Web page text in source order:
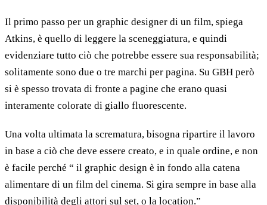
Il primo passo per un graphic designer di un film, spiega
Atkins, è quello di leggere la sceneggiatura, e quindi
evidenziare tutto ciò che potrebbe essere sua responsabilità;
solitamente sono due o tre marchi per pagina. Su GBH però
si è spesso trovata di fronte a pagine che erano quasi
interamente colorate di giallo fluorescente.
Una volta ultimata la scrematura, bisogna ripartire il lavoro
in base a ciò che deve essere creato, e in quale ordine, e non
è facile perché “ il graphic design è in fondo alla catena
alimentare di un film del cinema. Si gira sempre in base alla
disponibilità degli attori sul set, o la location.”